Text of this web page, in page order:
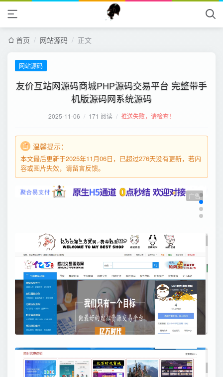
首页 / 网站源码 / 正文
网站源码
友价互站网源码商城PHP源码交易平台 完整带手
机版源码网系统源码
2025-11-06 / 171 阅读 / 推送失败，请检查！
温馨提示：
本文最后更新于2025年11月06日，已超过276天没有更新，若内
容或图片失效，请留言反馈。
广告